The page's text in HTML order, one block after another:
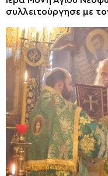
συλλειτούργησε με